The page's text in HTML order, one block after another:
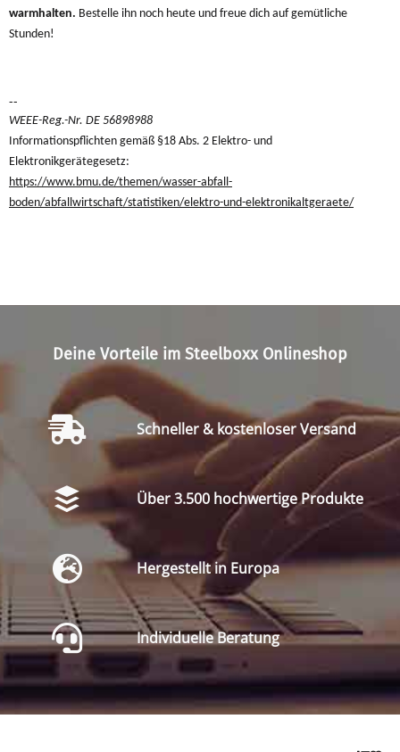
warmhalten. Bestelle ihn noch heute und freue dich auf gemütliche
Stunden!
--
WEEE-Reg.-Nr. DE 56898988
Informationspflichten gemäß §18 Abs. 2 Elektro- und
Elektronikgerätegesetz:
https://www.bmu.de/themen/wasser-abfall-
boden/abfallwirtschaft/statistiken/elektro-und-elektronikaltgeraete/
Deine Vorteile im Steelboxx Onlineshop
Schneller & kostenloser Versand
Über 3.500 hochwertige Produkte
Hergestellt in Europa
Individuelle Beratung